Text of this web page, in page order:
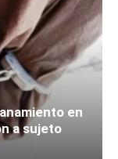
en
a sujeto